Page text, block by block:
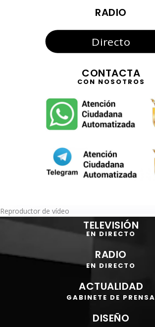
RADIO
Directo
CONTACTA
CON NOSOTROS
Reproductor de vídeo
TELEVISIÓN
EN DIRECTO
RADIO
EN DIRECTO
ACTUALIDAD
GABINETE DE PRENSA
DISEÑO